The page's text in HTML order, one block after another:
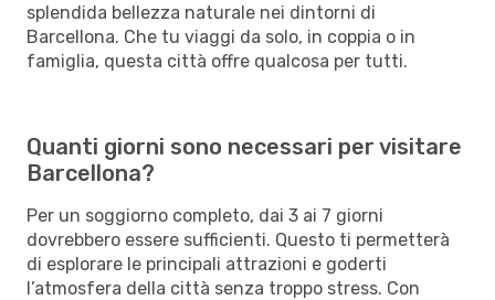
splendida bellezza naturale nei dintorni di
Barcellona. Che tu viaggi da solo, in coppia o in
famiglia, questa città offre qualcosa per tutti.
Quanti giorni sono necessari per visitare
Barcellona?
Per un soggiorno completo, dai 3 ai 7 giorni
dovrebbero essere sufficienti. Questo ti permetterà
di esplorare le principali attrazioni e goderti
l’atmosfera della città senza troppo stress. Con